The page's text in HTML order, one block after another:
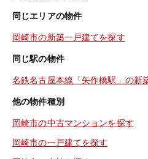
同じエリアの物件
岡崎市の新築一戸建てを探す
同じ駅の物件
名鉄名古屋本線「矢作橋駅」の新
他の物件種別
岡崎市の中古マンションを探す
岡崎市の一戸建てを探す